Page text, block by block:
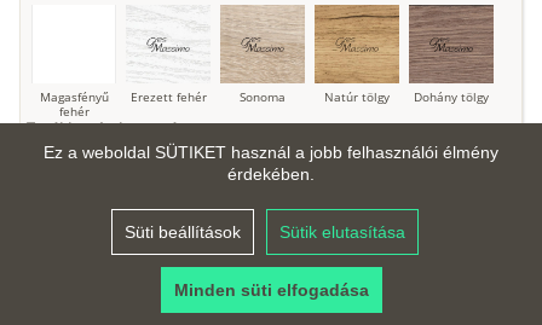
Ez a weboldal SÜTIKET használ a jobb felhasználói élmény
érdekében.
Süti beállítások Sütik elutasítása
Minden süti elfogadása
Magasfényű
fehér
Erezett fehér Sonoma Natúr tölgy Dohány tölgy
Grafit fa Loft beton
Szupermatt
fehér
További színek mutatása